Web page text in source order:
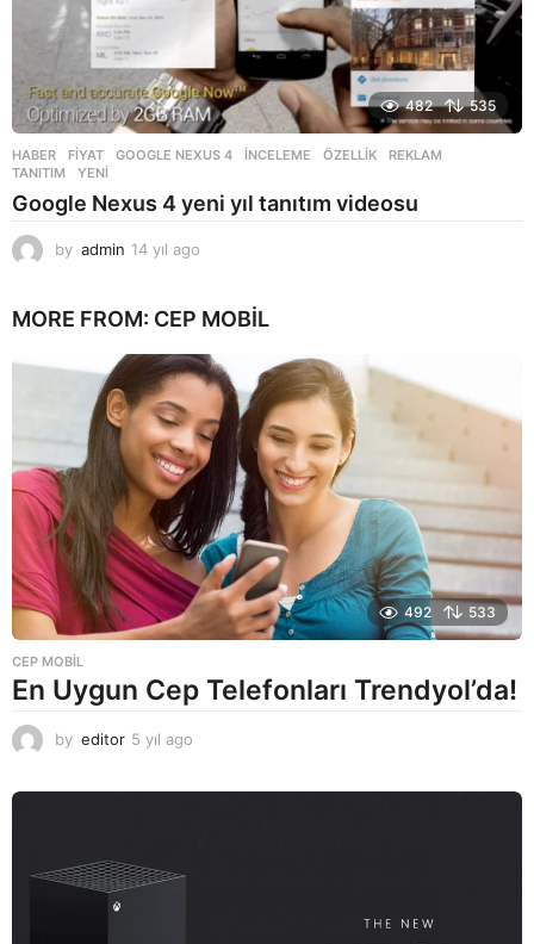
482 535
HABER FIYAT ,GOOGLE NEXUS 4 ,INCELEME ,ÖZELLIK ,REKLAM
TANITIM
,YENI
Google Nexus 4 yeni yıl tanıtım videosu
by admin 14 yıl ago
ı
a
g
MORE FROM: CEP MOBIL
492 533
CEP MOBIL
En Uygun Cep Telefonları Trendyol’da!
by editor 5 yıl ago